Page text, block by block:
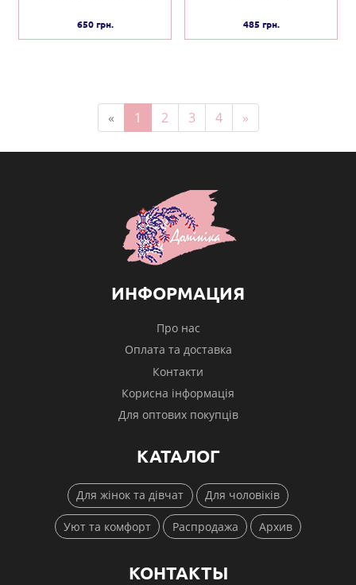
650 грн. 485 грн.
« 1 2 3 4 »
ИНФОРМАЦИЯ
Про нас
Оплата та доставка
Контакти
Корисна інформація
Для оптових покупців
КАТАЛОГ
Для жінок та дівчат Для чоловіків
Уют та комфорт Распродажа Архив
КОНТАКТЫ